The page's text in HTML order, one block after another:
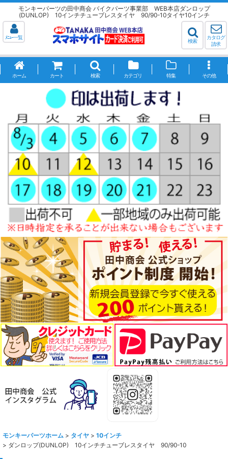
モンキーパーツの田中商会 バイクパーツ事業部 WEB本店ダンロップ
(DUNLOP) 10インチチューブレスタイヤ 90/90-10タイヤ10インチ
ﾒﾆｭｰ一覧
検索
カタログ
請求
ホーム カート 検索 カテゴリ 特集 その他
モンキーパーツホーム > タイヤ > 10インチ
> ダンロップ(DUNLOP) 10インチチューブレスタイヤ 90/90-10